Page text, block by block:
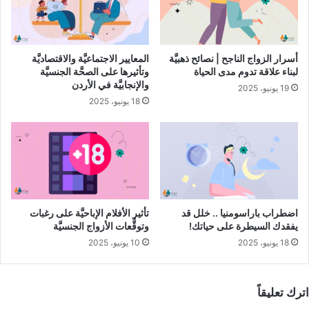
بشكلٍ متواصل لخطر تكرار الإصابة، ويوصى بعلاج مرض الزهري في
هذه المرحلة، حتى دون ظهور الأعراض.
المرحلة الثالثة
تُعرف هذه المرحلة من مرض الزهري باسم الزهري المتأخِّر، وتحدث
بعد 10-30 سنة من ظهور العدوى، تسبقها عادةً فترة من اختفاء
الأعراض (المرحلة الكامنة)، ومع ذلك، فإنَّها قد تحدث بعد 2-3
سنوات من العدوى.
في هذه المرحلة، يُلحِقُ مرض الزُّهري الضرر بأعضاء وأجهزة جسمك
الآتية:
المفاصل.
الأوعية الدمويَّة.
الكبد
أسرار الزواج الناجح | نصائح ذهبيَّة
لبناء علاقة تدوم مدى الحياة
19 يونيو، 2025
المعايير الاجتماعيَّة والاقتصاديَّة
وتأثيرها على الصحَّة الجنسيَّة
والإنجابيَّة في الأردن
18 يونيو، 2025
اضطراب باراسومنيا .. خلل قد
يفقدك السيطرة على حياتك!
18 يونيو، 2025
تأثير الأفلام الإباحيَّة على رغبات
وتوقُّعات الأزواج الجنسيَّة
10 يونيو، 2025
اترك تعليقاً